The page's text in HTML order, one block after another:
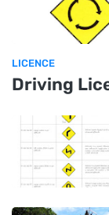
LICENCE
Driving